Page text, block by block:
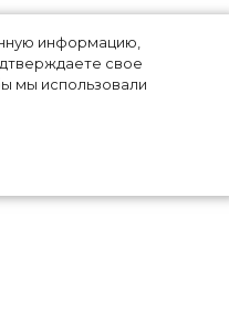
информацию,
свое
мы использовали